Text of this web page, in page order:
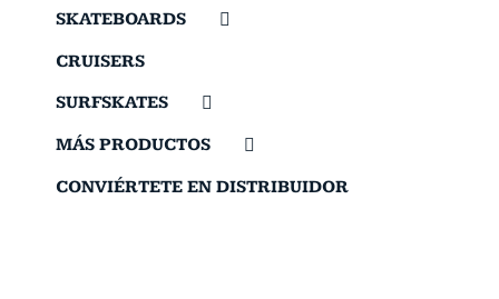
SKATEBOARDS
CRUISERS
SURFSKATES
MÁS PRODUCTOS
CONVIÉRTETE EN DISTRIBUIDOR